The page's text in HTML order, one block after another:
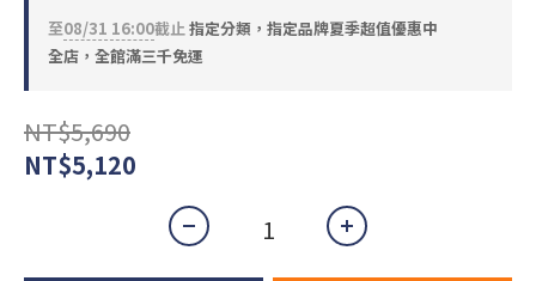
至08/31 16:00截止指定分類，指定品牌夏季超值優惠中
全店，全館滿三千免運
NT$5,690
NT$5,120